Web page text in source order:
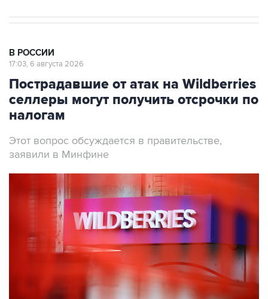
В РОССИИ
17:03, 6 августа 2026
Пострадавшие от атак на Wildberries
селлеры могут получить отсрочки по
налогам
Этот вопрос обсуждается в правительстве,
заявили в Минфине